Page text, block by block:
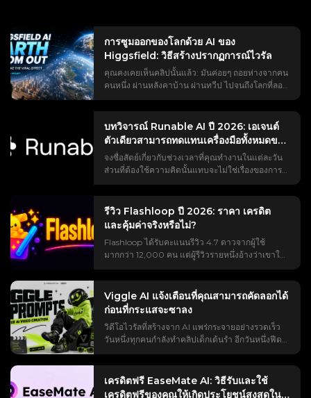
การซูมออกของโลกด้วย AI ของ
Higgsfield: วิธีสร้างปรากฏการณ์ไวรัล
คุณคงเคยเห็นคลิปนั้นแล้ว: มันค่อยๆ ถอยห่างจากคน
คนหนึ่ง ผ่านหลังคาบ้าน ผ่านทวีป ไปจนถึงโลกที่ลอย
มากกว่าพันล้านครั้ง และส่วนใหญ่สร้างขึ้นด้วย AI
ของ Higgsfield แต่ถ้าคุณเคยลองใช้จริง ๆ คุณคงเจอ
ปัญหาที่บทแนะนำทุกอันข้ามไป เช่น กำแพงการจ่าย
ที่ทำให้เกิดการเปลี่ยนภาพแบบแปลก ๆ แทนที่จะ
เป็นการซูมจริง ๆ ไม่มีวิธีเล็งไปยังตำแหน่งที่ต้องการ
และไม่รู้ว่าเสียง "หวือ" มาจากไหน หน้าเดียวนี้จะพา
คุณตั้งแต่คำถาม “นี่คืออะไร?” ไปจนถึงคลิปวิดีโอที่
เสร็จสมบูรณ์และสมบูรณ์แบบ: คำตอบที่ตรงไปตรง
มาเกี่ยวกับเวอร์ชันฟรีและเวอร์ชันเสียเงิน คำแนะนำ
ใดเมืองหนึ่ง เทคนิคการตัดต่อคลิปย้อนกลับ การ
ออกแบบเสียง และทางเลือกฟรีสำหรับกรณีที่ข้อจำกัด
ของ Higgsfield เป็นอุปสรรค ปรากฏการณ์ซูมออก
จะเปิดใช้งานเครื่องมือนี้ การรู้รายละเอียดเกี่ยวกับ
ผลลัพธ์และค่าใช้จ่ายของมันอย่างแน่ชัดจะช่วยได้
มาก เพราะคำถามที่ว่า "มันฟรีหรือเปล่า?" เป็น
ประเด็นสำคัญที่สุดที่มักพบในส่วนแสดงความคิดเห็น
เสมอ ผลกระทบที่เกิดขึ้น (บุคคล → เมือง → ทวีป →
อย่างต่อเนื่องเพียงครั้งเดียว ครอบคลุมมาตราส่วนที่
แตกต่างกันอย่างมาก ภาพเริ่มต้นด้วยการซูมเข้าใกล้
บทวิจารณ์ Runable AI ปี 2026: เอเจนต์
ตัวเดียวสามารถทดแทนเครื่องมือทั้งหมดของ
คุณได้จริงหรือไม่?
จงซื่อสัตย์เกี่ยวกับช่วงเวลาที่คุณทำงานในแต่ละวัน
ส่วนที่ต้องใช้ความคิดนั้นแทบจะไม่ใช่เรื่องของการ
ChatGPT, Canva, Webflow และกล่องจดหมาย
ของคุณ โดยการคัดลอกผลลัพธ์จากเครื่องมือหนึ่งไป
ยังอีกเครื่องมือหนึ่ง Runable AI กล่าวว่าสามารถย่อ
การแข่งขันวิ่งผลัดทั้งหมดให้เหลือเพียงการแชทเดียว
และยืนยันคำกล่าวอ้างนี้ด้วยคะแนน 92.1% จาก
เกณฑ์มาตรฐานของเอเจนต์ GAIA ปัญหาอยู่ที่ผลการ
ค้นหา บทวิจารณ์ส่วนใหญ่เป็นบทวิจารณ์ที่ได้รับการ
สนับสนุน ซึ่งมักจะชมเชยเดโมโดยไม่ระบุรายละเอียด
ผู้ร่วมงาน และละเลยข้อจำกัดต่างๆ ดังนั้นคุณจึงต้อง
เดาว่า Runable เป็นตัวแทนที่คอยช่วยเหลือคุณ
จริงๆ หรือเป็นเพียงแชทบอทที่พูดเสียงดังกว่าเดิมกัน
แน่ บทวิจารณ์นี้จะตอบคำถามเหล่านั้น: Runable AI
คืออะไร ทำงานอย่างไร สร้างอะไรได้บ้าง ราคาจริง
และการคำนวณเครดิต การเปรียบเทียบแบบตัวต่อตัว
การสร้างกระแสใน Reddit เพื่อให้คุณสามารถตัดสิน
ใจได้ก่อนที่จะใช้เครดิต Runable AI คืออะไร? (และ
รีวิว Flashloop ปี 2026: ราคา เครดิต
และคุ้มค่าจริงหรือไม่?
Flashloop ได้รับคะแนนรีวิว 4.7 ดาวจากผู้ใช้
มากกว่า 12,000 คน แต่ผู้รีวิวรายหนึ่งอ้างว่าเขาใช้
ไหนเป็นเรื่องจริงล่ะ? ช่องว่างนั้นแหละคือเหตุผลที่
ทำให้แอปนี้ใช้งานยาก ลองค้นหาคำว่า “flashloop”
ดูสิ คุณจะพบลิงก์พันธมิตรที่พยายามโปรโมตโค้ด
รีวิวบน Reddit ที่มีคนลบไปแล้ว ไม่มีใครเปิดเผยส่วน
ที่คุณต้องการทราบจริงๆ นั่นก็คือ ราคาเท่าไหร่
เครดิตจะหมดเร็วแค่ไหน และผลลัพธ์ที่ได้คุ้มค่ากับ
การจ่ายเงินหรือไม่ บทวิจารณ์นี้จะแก้ไขปัญหาเหล่า
นั้น — ราคาที่แท้จริง วิธีการคำนวณเครดิตที่คู่แข่ง
มักปกปิด ข้อร้องเรียนที่เกิดขึ้นซ้ำแล้วซ้ำเล่า และทาง
Viggle AI แจ้งเตือนที่คุณสามารถคัดลอกได้
ก่อนที่กระแสจะซาลง
วิดีโอไวรัลที่สร้างจาก AI แพร่กระจายอย่างรวดเร็ว
วันหนึ่งทุกคนกำลังทำคลิปเด็กเต้นรำ อีกวันหนึ่งฟีด
มีมซูเปอร์ฮีโร่ และวิดีโอลิปซิงค์ Viggle AI ช่วย
ให้การสร้างวิดีโอเหล่านี้ง่ายขึ้น แต่ทางลัดที่แท้จริง
ไม่ได้อยู่ที่ตัวเครื่องมือเอง นี่คือข้อความแจ้งเตือน
เครดิตฟรี EaseMate AI: วิธีรับและใช้
เครดิตฟรีของคุณให้เกิดประโยชน์สูงสุดในปี